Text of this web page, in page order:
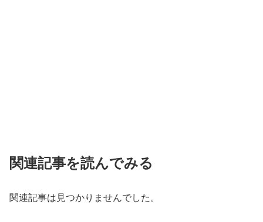
関連記事を読んでみる
関連記事は見つかりませんでした。